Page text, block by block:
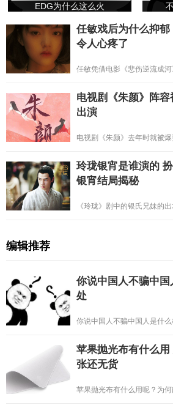
EDG为什么这么火
任敏戏后为什么抑
令人心疼了
任敏凭借电影《悲伤逆流成
电视剧《朱颜》阵
出演
电视剧《朱颜》去年时就被
玲珑银宵是谁演的
银宵结局揭秘
《玲珑》剧中的银氏兄妹的
编辑推荐
你说中国人不骗中
处
你说中国人不骗中国人是什
苹果抛光布有什么
张还无货
苹果抛光布有什么用呢？为